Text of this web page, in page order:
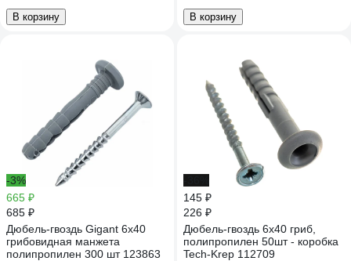
В корзину В корзину
-3%
665 ₽
685 ₽
Дюбель-гвоздь Gigant 6x40
грибовидная манжета
полипропилен 300 шт 123863
145 ₽
226 ₽
Дюбель-гвоздь 6х40 гриб,
полипропилен 50шт - коробка
Tech-Krep 112709